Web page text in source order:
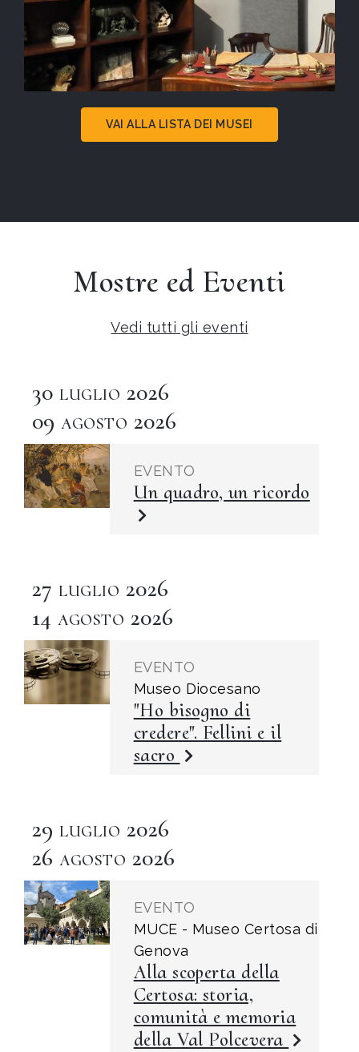
VAI ALLA LISTA DEI MUSEI
Mostre ed Eventi
Vedi tutti gli eventi
30LUGLIO 2026
09AGOSTO 2026
EVENTO
Un quadro, un ricordo
27LUGLIO 2026
14AGOSTO 2026
EVENTO
Museo Diocesano
"Ho bisogno di
credere". Fellini e il
sacro
29LUGLIO 2026
26AGOSTO 2026
EVENTO
MUCE - Museo Certosa di
Genova
Alla scoperta della
Certosa: storia,
comunità e memoria
della Val Polcevera